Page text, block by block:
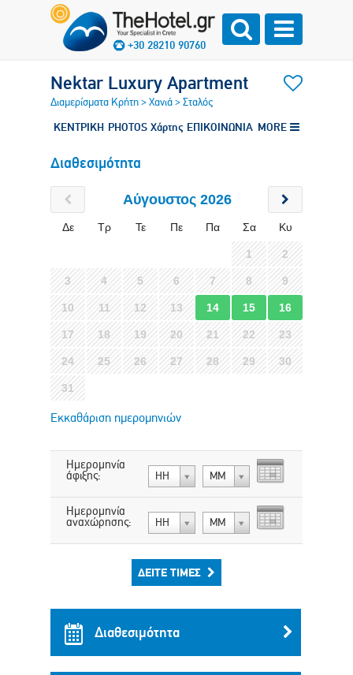
+30 28210 90760
Nektar Luxury Apartment
Διαμερίσματα Κρήτη>Χανιά>Σταλός
ΚΕΝΤΡΙΚΗ PHOTOS Χάρτης ΕΠΙΚΟΙΝΩΝΙΑ MORE
Διαθεσιμότητα
Αύγουστος 2026
Δε Τρ Τε Πε Πα Σα Κυ
1 2
3 4 5 6 7 8 9
10 11 12 13 14 15 16
17 18 19 20 21 22 23
24 25 26 27 28 29 30
31
Εκκαθάριση ημερομηνιών
Ημερομηνία
άφιξης: ΗΗ ΜΜ
Ημερομηνία
αναχώρησης: ΗΗ ΜΜ
ΔΕΊΤΕ ΤΙΜΈΣ
Διαθεσιμότητα